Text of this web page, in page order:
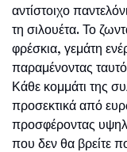
αντίστοιχο
τη σιλουέτα. Το
φρέσκια, γεμάτη
παραμένοντας
Κάθε κομμάτι της
προσεκτικά από
προσφέροντας
που δεν θα βρείτε